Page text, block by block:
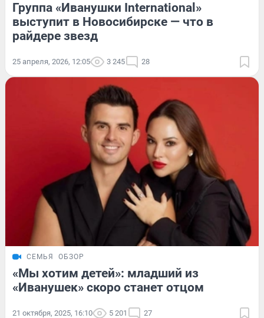
Группа «Иванушки International»
выступит в Новосибирске — что в
райдере звезд
25 апреля, 2026, 12:05 3 245 28
СЕМЬЯ ОБЗОР
«Мы хотим детей»: младший из
«Иванушек» скоро станет отцом
21 октября, 2025, 16:10 5 201 27